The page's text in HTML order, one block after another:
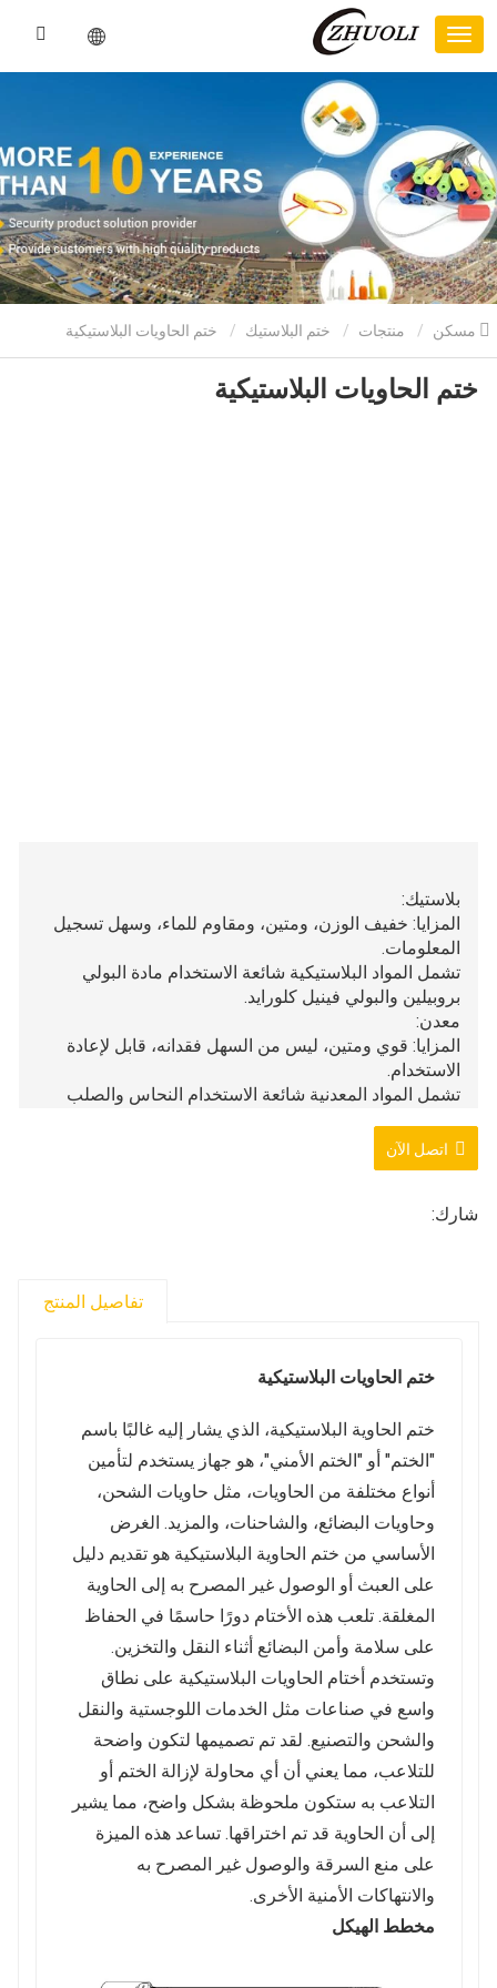
منتجات ختم البلاستيك
ختم الحاويات البلاستيكية
بلاستيك:
المزايا: خفيف الوزن، ومتين، ومقاوم للماء، وسهل تسجيل
المعلومات.
تشمل المواد البلاستيكية شائعة الاستخدام مادة البولي
بروبيلين والبولي فينيل كلورايد.
معدن:
المزايا: قوي ومتين، ليس من السهل فقدانه، قابل لإعادة
الاستخدام.
تشمل المواد المعدنية شائعة الاستخدام النحاس والصلب
اتصل الآن
شارك:
تفاصيل المنتج
ختم الحاويات البلاستيكية
ختم الحاوية البلاستيكية، الذي يشار إليه غالبًا باسم
"الختم" أو "الختم الأمني"، هو جهاز يستخدم لتأمين
أنواع مختلفة من الحاويات، مثل حاويات الشحن،
وحاويات البضائع، والشاحنات، والمزيد. الغرض
الأساسي من ختم الحاوية البلاستيكية هو تقديم دليل
على العبث أو الوصول غير المصرح به إلى الحاوية
المغلقة. تلعب هذه الأختام دورًا حاسمًا في الحفاظ
على سلامة وأمن البضائع أثناء النقل والتخزين.
وتستخدم أختام الحاويات البلاستيكية على نطاق
واسع في صناعات مثل الخدمات اللوجستية والنقل
والشحن والتصنيع. لقد تم تصميمها لتكون واضحة
للتلاعب، مما يعني أن أي محاولة لإزالة الختم أو
التلاعب به ستكون ملحوظة بشكل واضح، مما يشير
إلى أن الحاوية قد تم اختراقها. تساعد هذه الميزة
على منع السرقة والوصول غير المصرح به
والانتهاكات الأمنية الأخرى.
مخطط الهيكل